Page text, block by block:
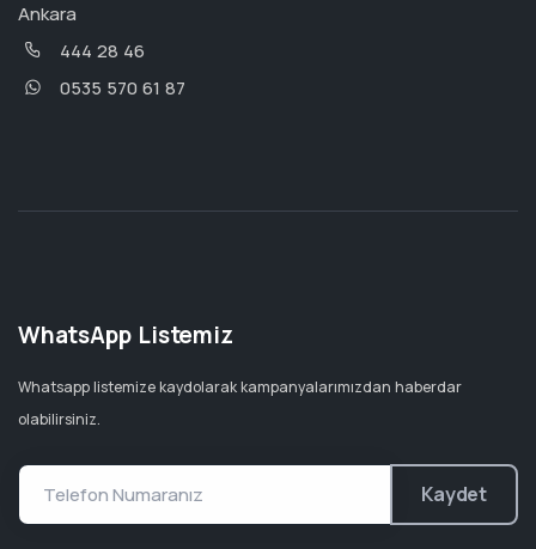
Ankara
444 28 46
0535 570 61 87
WhatsApp Listemiz
Whatsapp listemize kaydolarak kampanyalarımızdan haberdar
olabilirsiniz.
Kaydet